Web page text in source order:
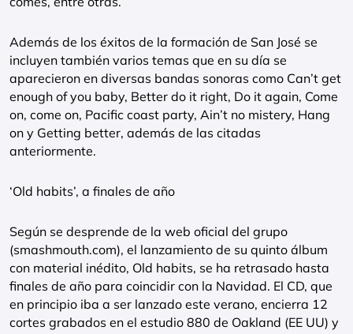
Además de los éxitos de la formación de San José se
incluyen también varios temas que en su día se
aparecieron en diversas bandas sonoras como Can’t get
enough of you baby, Better do it right, Do it again, Come
on, come on, Pacific coast party, Ain’t no mistery, Hang
on y Getting better, además de las citadas
anteriormente.
‘Old habits’, a finales de año
Según se desprende de la web oficial del grupo
(smashmouth.com), el lanzamiento de su quinto álbum
con material inédito, Old habits, se ha retrasado hasta
finales de año para coincidir con la Navidad. El CD, que
en principio iba a ser lanzado este verano, encierra 12
cortes grabados en el estudio 880 de Oakland (EE UU) y